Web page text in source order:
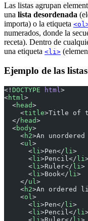
Las listas agrupan
una lista desordenada
importa) o la etiqueta
numerados, donde la
receta). Dentro de
una etiqueta <li>
Ejemplo de las
<! DOCTYPE html>
<html>
  <
head>
    <
title>Title of
  </
head>
  <
body>
    <
h2>An
    <
ul>
      <
li>Pen</ li>
      <
li>Pencil</ li
      <
li>Ruler</ li>
      <
li>Book</ li>
    </
ul>
    <
h2>An ordered
    <
ol>
      <
li>Pen</ li>
      <
li>Pencil</ li